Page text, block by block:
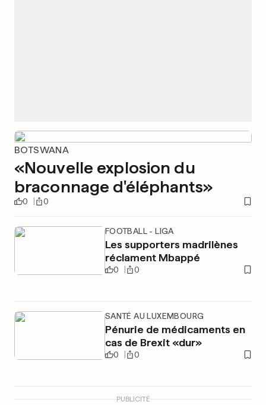
BOTSWANA
«Nouvelle explosion du
braconnage d'éléphants»
0 0
FOOTBALL - LIGA
Les supporters madrilènes
réclament Mbappé
0 0
SANTÉ AU LUXEMBOURG
Pénurie de médicaments en
cas de Brexit «dur»
0 0
PUBLICITÉ